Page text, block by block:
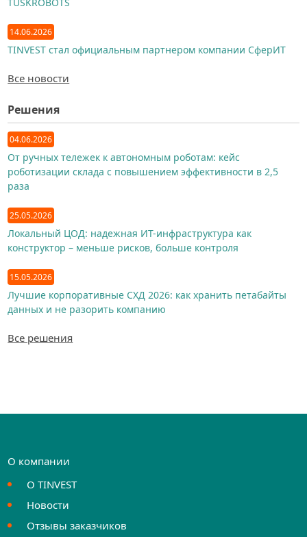
14.06.2026
TINVEST стал официальным партнером компании СферИТ
Все новости
Решения
04.06.2026
От ручных тележек к автономным роботам: кейс
роботизации склада с повышением эффективности в 2,5
раза
25.05.2026
Локальный ЦОД: надежная ИТ-инфраструктура как
конструктор – меньше рисков, больше контроля
15.05.2026
Лучшие корпоративные СХД 2026: как хранить петабайты
данных и не разорить компанию
Все решения
О компании
О TINVEST
Новости
Отзывы заказчиков